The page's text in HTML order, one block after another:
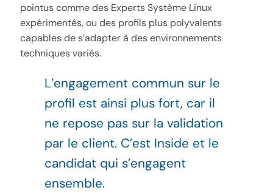
pointus comme des Experts Système Linux
expérimentés, ou des profils plus polyvalents
capables de s’adapter à des environnements
techniques variés.
L’engagement commun sur le
profil est ainsi plus fort, car il
ne repose pas sur la validation
par le client. C’est Inside et le
candidat qui s’engagent
ensemble.